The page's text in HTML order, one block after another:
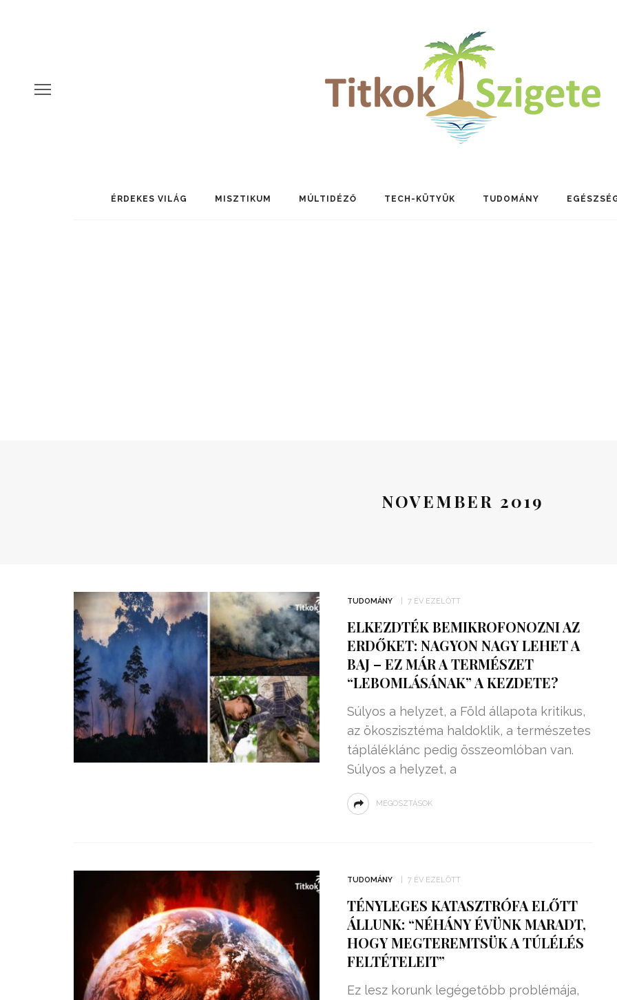
ÉRDEKES VILÁG MISZTIKUM MÚLTIDÉZŐ TECH-KÜTYÜK TUDOMÁNY
NOVEMBER 2019
TUDOMÁNY 7 ÉV EZELŐTT
ELKEZDTÉK BEMIKROFONOZNI AZ
ERDŐKET: NAGYON NAGY LEHET A
BAJ – EZ MÁR A TERMÉSZET
“LEBOMLÁSÁNAK” A KEZDETE?
Súlyos a helyzet, a Föld állapota kritikus,
az ökoszisztéma haldoklik, a természetes
tápláléklánc pedig összeomlóban van.
Súlyos a helyzet, a
MEGOSZTÁSOK
TUDOMÁNY 7 ÉV EZELŐTT
TÉNYLEGES KATASZTRÓFA ELŐTT
ÁLLUNK: “NÉHÁNY ÉVÜNK MARADT,
HOGY MEGTEREMTSÜK A TÚLÉLÉS
FELTÉTELEIT”
Ez lesz korunk legégetőbb problémája,
99,13%-OS HATÉKONYSÁGGAL
NULLÁZZA AZ ÁRAMSZÁMLÁT
EZ A MOTOR!
ENERGIÁT
FEKVŐRENDŐRÖK!